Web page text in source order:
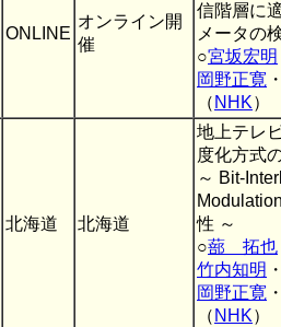
ONLINE
オンライン開
催
信階層に
メータの
○宮坂宏明
岡野正寛
（ NHK）
北海道 北海道
地上テレ
度化方式
～ Bit-
性 ～
○蔀 拓也
竹内知明
岡野正寛
（ NHK）